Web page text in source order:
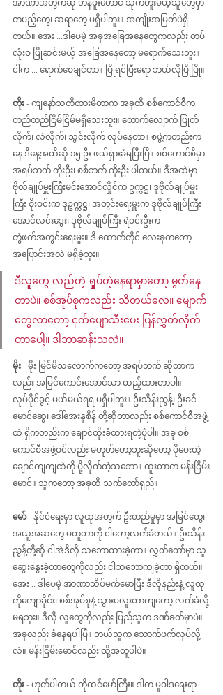
အာဏာအတွက်ဆို ဘနဖူးတောင် သိုက်တူးမယ့်သူတွေမှာ
တပည့်တွေ၊ ဆရာတွေ မရှိပါဘူး။ အကျိုးအမြတ်ပဲရှိ
တယ်။ အေး ...ဒါပေမဲ့ အခုအခြေအနေတွေကလည်း တပ်
လုံးဝ ပြိုဆင်းမယ့် အခြေအနေတော့ မရောက်သေးဘူး။
ငါက ... ရောက်စေချင်တာ။ ပြိုရင်ပြီးရော ဘယ်လိုပြိုပြို။
တိုး - ကျနော်သတိထားမိတာက အခုထိ စစ်ကောင်စီက
တည်တည်ငြိမ်ငြိမ်မရှိသေးဘူး။ တောက်လျောက် ဖြုတ်
လိုက်၊ လဲလိုက်၊ သွင်းလိုက် လုပ်နေတာ။ စဖွဲ့ကတည်းက
နေ ဒီနေ့အထိဆို ၁၅ ဦး ဖယ်ရှားခံရပြီးပြီ။ စစ်ကောင်စီမှာ
အရပ်ဘက် ကိုးဦး၊ စစ်ဘက် ကိုးဦး ပါတယ်။ ဒီအထဲမှာ
ဗိုလ်ချုပ်မှူးကြီးမင်းအောင်လှိုင်က ဥက္ကဋ္ဌ၊ ဒုဗိုလ်ချုပ်မှူး
ကြီး စိုးဝင်းက ဒုဥက္ကဋ္ဌ၊ အတွင်းရေးမှူးက ဒုဗိုလ်ချုပ်ကြီး
အောင်လင်းဒွေး၊ ဒုဗိုလ်ချုပ်ကြီး ရဲဝင်းဦးက
တွဲဖက်အတွင်းရေးမှူး။ ဒီ ထောက်တိုင် လေးခုကတော့
အပြောင်းအလဲ မရှိခဲ့ဘူး။
ဒီလူတွေ လည်တဲ့ ရှုပ်တဲ့နေရာမှာတော့ မွတ်နေ
တာပဲ။ စစ်အုပ်စုကလည်း သိတယ်လေ။ မျောက်
တွေလာတော့ ငှက်ပျောသီးပေး ပြန်လွှတ်လိုက်
တာပေါ့။ ဒါဘာဆန်းသလဲ။
မိုး - မိုး မြင်မိသလောက်ကတော့ အရပ်ဘက် ဆိုတာက
လည်း အမြင်ကောင်းအောင်သာ ထည့်ထားတာပါ။
လုပ်ပိုင်ခွင့် မယ်မယ်ရရ မရှိပါဘူး။ ဦးသိန်းညွန့်၊ ဦးခင်
မောင်ဆွေ၊ ဒေါ်အေးနုစိန် တို့ဆိုတာလည်း စစ်ကောင်စီအဖွဲ့
ထဲ ရှိကတည်းက ချောင်ထိုးခံထားရတဲ့ပုံပါ။ အခု စစ်
ကောင်စီအဖွဲ့ဝင်လည်း မဟုတ်တော့ဘူးဆိုတော့ ပိုဝေးတဲ့
ချောင်ကျကျထဲကို ပို့လိုက်တဲ့သဘော။ ထူးတာက မန်းငြိမ်း
မောင်။ သူကတော့ အခုထိ သက်တော်ရှည်။
မော် - နိုင်ငံရေးမှာ လူထုအတွက် ဦးတည်မှုမှာ အမြင်တွေ၊
အယူအဆတွေ မတူတာကို ငါတော့လက်ခံတယ်။ ဦးသိန်း
ညွန့်တို့ဆို ငါအဲဒီလို သဘောထားခဲ့တာ။ လွှတ်တော်မှာ သူ
ဆွေးနွေးခဲ့တာတွေကိုလည်း ငါသဘောကျခဲ့တာ ရှိတယ်။
အေး .. ဒါပေမဲ့ အာဏာသိပ်မက်မောပြီး ဒီလိုနည်းနဲ့ လူထု
ကိုကျောခိုင်း၊ စစ်အုပ်စုနဲ့ သွားပလူးတာကျတော့ လက်ခံလို့
မရဘူး။ ဒီလို လူတွေကိုလည်း ပြည်သူက ဒဏ်ခတ်မှာပဲ။
အခုလည်း ခံနေရပါပြီ။ ဘယ်သူက သောက်ဖက်လုပ်လို့
လဲ။ မန်းငြိမ်းမောင်လည်း ထို့အတူပါပဲ။
တိုး - ဟုတ်ပါတယ် ကိုထင်မော်ကြီး။ ဒါက မူဝါဒရေးရာ